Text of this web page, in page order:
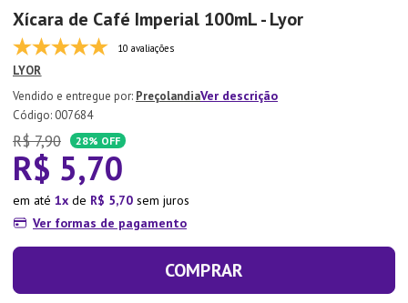
Xícara de Café Imperial 100mL - Lyor
10 avaliações
LYOR
PreçolandiaVer descrição
: 007684
R$ 7,90 28% OFF
R$ 5,70
em até 1 de R$ 5,70 sem juros
Ver formas de pagamento
COMPRAR
10º Panela Pressão